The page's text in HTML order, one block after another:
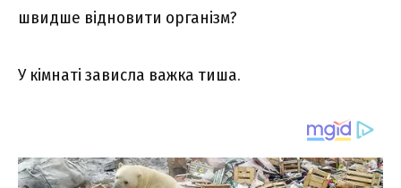
швидше відновити організм?
У кімнаті зависла важка тиша.